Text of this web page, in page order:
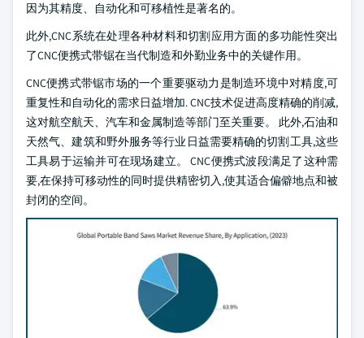
因为其精度、自动化和可移植性是著名的。
此外,CNC系统在处理各种材料和切割应用方面的多功能性突出
了CNC便携式带锯在当代制造和外勤业务中的关键作用。
CNC便携式带锯市场的一个重要驱动力是制造环境中对精度,可
重复性和自动化的需求日益增加. CNC技术促进高度精确的削减,
这对航空航天、汽车和金属制造等部门至关重要。 此外,石油和
天然气、建筑和野外服务等行业日益需要精确的切割工具,这些
工具易于运输并可在现场建立。 CNC便携式波段满足了这种需
要,在保持可移动性的同时提供精密切入,使其适合偏僻地点和被
封闭的空间。